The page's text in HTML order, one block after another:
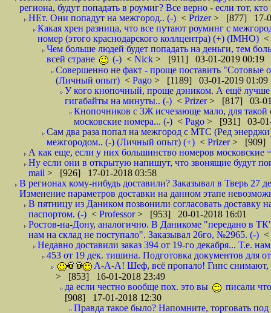
региона, будут попадать в роумиг? Все верно - если тот,
НЕт. Они попадут на межгород.. (-) < Prizer> [877] 17-
Какая хрен разница, что все путают роуминг с
номер (этого краснодарского коллцентра) (+) (IMHO) <
Чем больше людей будет попадать на деньги, тем
всей стране
(-) < Nick > [911] 03-01-2019 00:19
Совершенно не факт - проще поставить "Сотовые
(Личный опыт) < Pago > [1189] 03-01-2019 01:09
У кого кнопочный, проще дэником. А ещё лучше
гигабайты на минуты.. (-) < Prizer> [817] 03-
Кнопочников с 3Ж исчезающе мало, для такой
московские номера... (-) < Pago > [931] 03-01-
Сам два раза попал на межгород с МТС (Ред
межгородом.. (-) (Личный опыт) (+) < Prizer> [909]
А как еще, если у них большинство номеров московские
Ну если они в открытую напишут, что звонящие будут
mail > [926] 17-01-2018 03:58
В регионах кому-нибудь доставили? Заказывал в Тверь 27
Изменение параметров доставки на данном этапе
В пятницу из Даником позвонили согласовать доставку
паспортом. (-) < Professor> [953] 20-01-2018 16:01
Ростов-на-Дону, аналогично. В Даникоме "передано в
нам на склад не поступало". Заказывал 26го, №2965. (-) <
Недавно доставили заказ 394 от 19-го декабря... Т.е.
453 от 19 дек. тишина. Подготовка документов для
А-А-А! Шеф, всё пропало! Гипс снимают,
> [853] 16-01-2018 23:49
да если честно вообще пох. это вы
писали
[908] 17-01-2018 12:30
Правда такое было? Напомните, торговать